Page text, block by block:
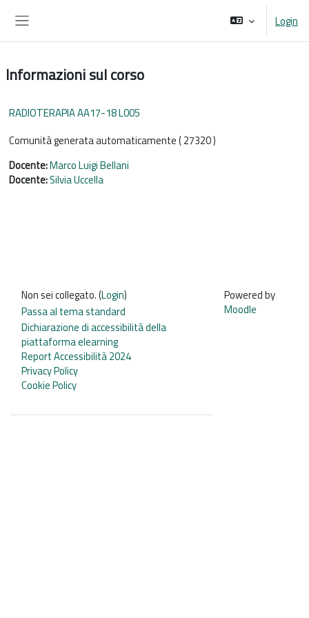
Login
Informazioni sul corso
RADIOTERAPIA AA17-18 L005
Comunità generata automaticamente ( 27320 )
Docente:Marco Luigi Bellani
Docente:Silvia Uccella
Non sei collegato. (Login)
Passa al tema standard
Dichiarazione di accessibilità della
piattaforma elearning
Report Accessibilità 2024
Privacy Policy
Cookie Policy
Powered by
Moodle